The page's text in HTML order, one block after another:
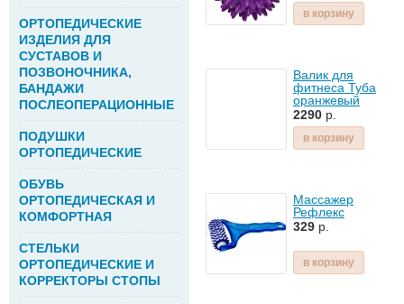
ОРТОПЕДИЧЕСКИЕ
ИЗДЕЛИЯ ДЛЯ
СУСТАВОВ И
ПОЗВОНОЧНИКА,
БАНДАЖИ
ПОСЛЕОПЕРАЦИОННЫЕ
ПОДУШКИ
ОРТОПЕДИЧЕСКИЕ
ОБУВЬ
ОРТОПЕДИЧЕСКАЯ И
КОМФОРТНАЯ
СТЕЛЬКИ
ОРТОПЕДИЧЕСКИЕ И
КОРРЕКТОРЫ СТОПЫ
в корзину
Валик для
фитнеса Туба
оранжевый
2290 р.
в корзину
Массажер
Рефлекс
329 р.
в корзину